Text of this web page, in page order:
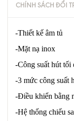
CHÍNH SÁCH ĐỔI
-Thiết kế âm tủ
-Mặt nạ inox
-Công suất hút tối
-3 mức công suất
-Điều khiển bằng
-Hệ thống chiếu